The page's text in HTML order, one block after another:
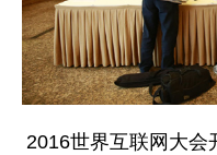
2016世界互联网大会